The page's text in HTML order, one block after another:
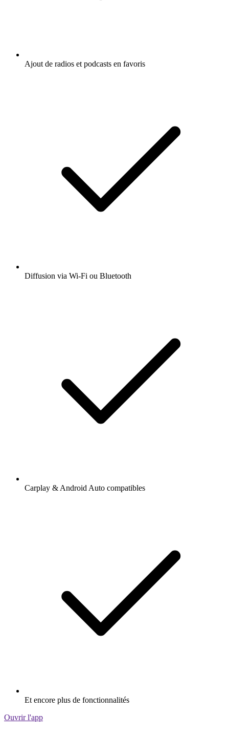
Ajout de radios et podcasts en favoris
Diffusion via Wi-Fi ou Bluetooth
Carplay & Android Auto compatibles
Et encore plus de fonctionnalités
Ouvrir l'app